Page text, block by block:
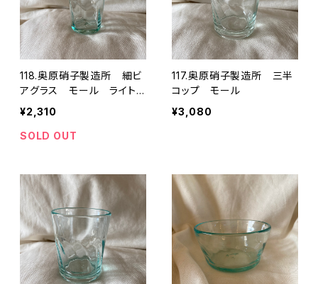
118.奥原硝子製造所 細ビ
アグラス モール ライトラ
ムネ
¥2,310
SOLD OUT
117.奥原硝子製造所 三半
コップ モール
¥3,080